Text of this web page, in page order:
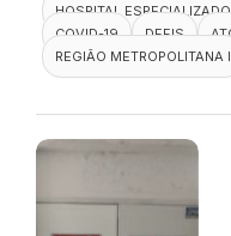
HOSPITAL ESPECIALIZADO
COVID-19
DEFIS
REGIÃO METROPOLITANA I